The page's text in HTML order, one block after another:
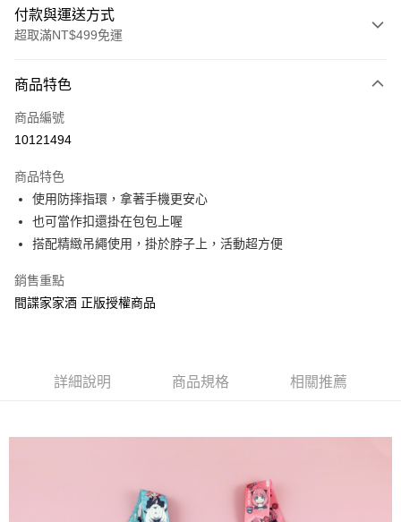
付款與運送方式
超取滿NT$499免運
信用卡一次付款
超商取貨付款
Apple Pay
街口支付
AFTEE先享後付
１．簡單：不需註冊會員、不需綁卡、不需儲值。
結帳頁面，進行簡訊認證並確認金額後，即可完成結帳。
２．訂單成立數日內，您將收到繳費通知簡訊。
３．收到繳費通知簡訊後14天內，點擊此簡訊中的連結，可透過四大超商／
運送方式
每筆NT$60，滿NT$499(含以上)免運費
商品特色
商品編號
10121494
商品特色
使用防摔指環，拿著手機更安心
也可當作扣還掛在包包上喔
搭配精緻吊繩使用，掛於脖子上，活動超方便
銷售重點
間諜家家酒 正版授權商品
詳細說明 商品規格 相關推薦